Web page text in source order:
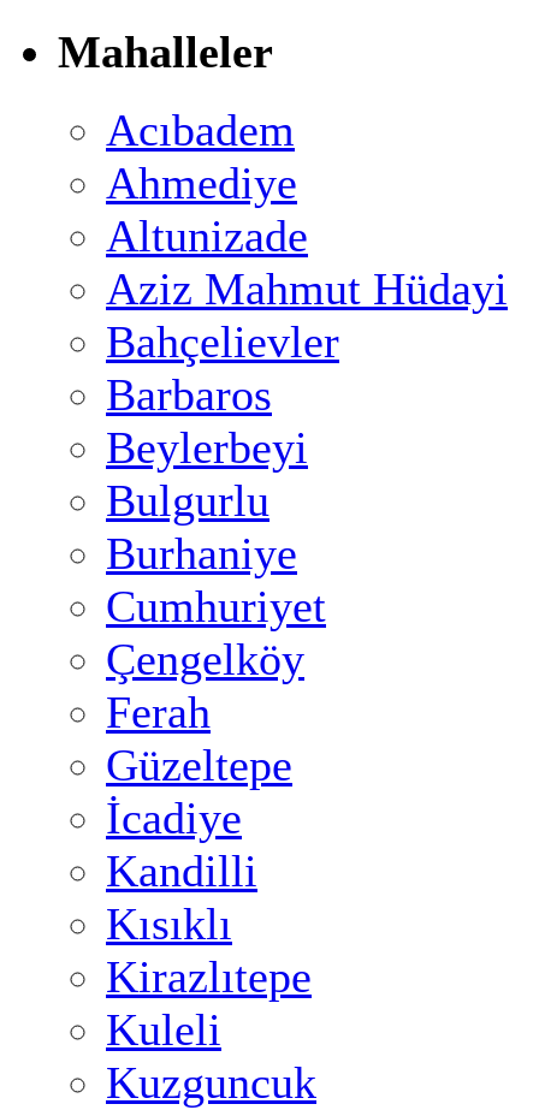
Mahalleler
Acıbadem
Ahmediye
Altunizade
Aziz Mahmut Hüdayi
Bahçelievler
Barbaros
Beylerbeyi
Bulgurlu
Burhaniye
Cumhuriyet
Çengelköy
Ferah
Güzeltepe
İcadiye
Kandilli
Kısıklı
Kirazlıtepe
Kuleli
Kuzguncuk